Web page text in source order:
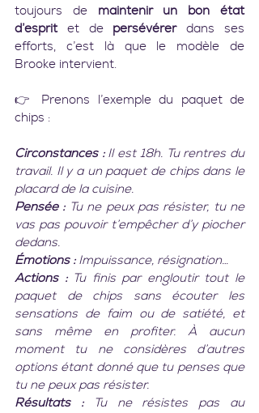
toujours de maintenir un bon état
d’esprit et de persévérer dans ses
efforts, c’est là que le modèle de
Brooke intervient.
👉 Prenons l’exemple du paquet de
chips :
Circonstances : Il est 18h. Tu rentres du
travail. Il y a un paquet de chips dans le
placard de la cuisine.
Pensée : Tu ne peux pas résister, tu ne
vas pas pouvoir t’empêcher d’y piocher
dedans.
Émotions : Impuissance, résignation…
Actions : Tu finis par engloutir tout le
paquet de chips sans écouter les
sensations de faim ou de satiété, et
sans même en profiter. À aucun
moment tu ne considères d’autres
options étant donné que tu penses que
tu ne peux pas résister.
Résultats : Tu ne résistes pas au